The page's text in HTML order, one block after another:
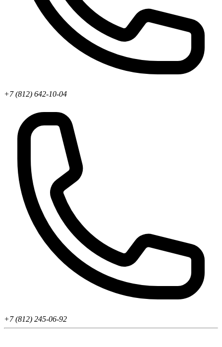
+7 (812) 642-10-04
+7 (812) 245-06-92